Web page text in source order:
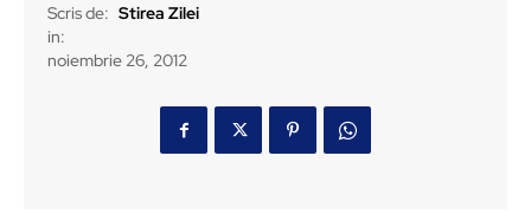
Scris de: Stirea Zilei
in:
noiembrie 26, 2012